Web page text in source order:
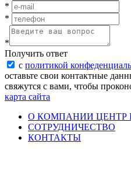
*
*
*
Получить ответ
с политикой
оставьте свои контактные
свяжутся с вами, чтобы
карта сайта
О КОМПАНИИ ЦЕНТР
СОТРУДНИЧЕСТВО
КОНТАКТЫ